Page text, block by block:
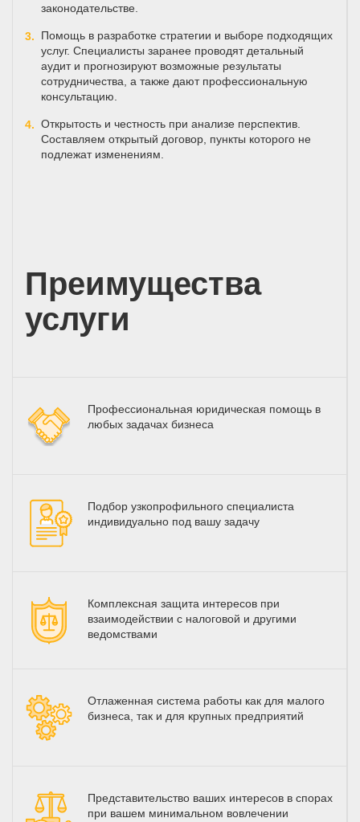
законодательстве.
Помощь в разработке стратегии и выборе подходящих
услуг. Специалисты заранее проводят детальный
аудит и прогнозируют возможные результаты
сотрудничества, а также дают профессиональную
консультацию.
Открытость и честность при анализе перспектив.
Составляем открытый договор, пункты которого не
подлежат изменениям.
Преимущества
услуги
Профессиональная юридическая помощь в
любых задачах бизнеса
Подбор узкопрофильного специалиста
индивидуально под вашу задачу
Комплексная защита интересов при
взаимодействии с налоговой и другими
ведомствами
Отлаженная система работы как для малого
бизнеса, так и для крупных предприятий
Представительство ваших интересов в спорах
при вашем минимальном вовлечении